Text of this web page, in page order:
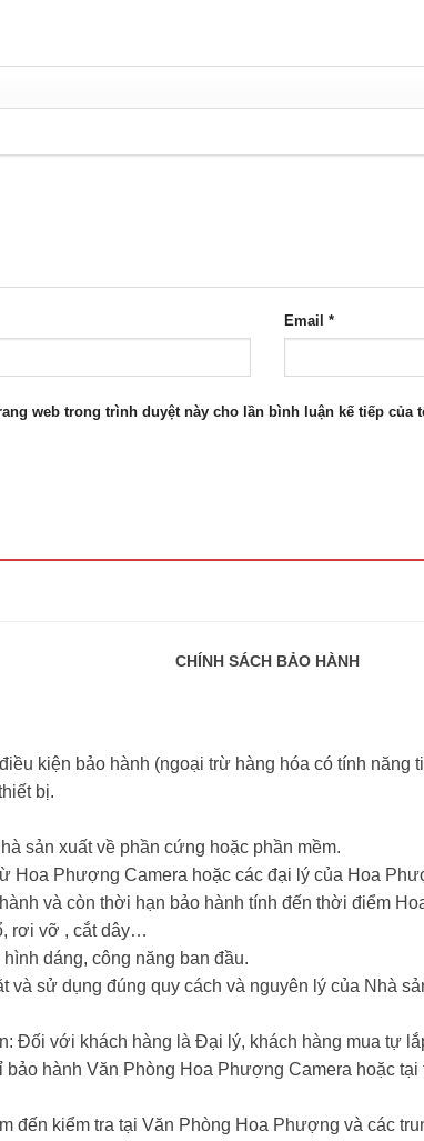
Email *
web trong trình duyệt này cho lần bình luận kế tiếp của
CHÍNH SÁCH BẢO HÀNH
kiện bảo hành (ngoại trừ hàng hóa có tính
bị.
sản xuất về phần cứng hoặc phần mềm.
Hoa Phượng Camera hoặc các đại lý của Hoa
và còn thời hạn bảo hành tính đến thời điểm
rơi vỡ , cắt dây…
dáng, công năng ban đầu.
và sử dụng đúng quy cách và nguyên lý của Nhà
Đối với khách hàng là Đại lý, khách hàng mua tự
hành Văn Phòng Hoa Phượng Camera hoặc tại
đến kiểm tra tại Văn Phòng Hoa Phượng và các